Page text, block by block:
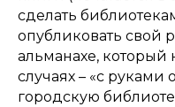
сделать
опубликовать свой
альманахе, который
случаях – «с руками
городскую